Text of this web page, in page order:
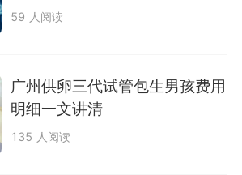
59 人阅读
广州供卵三代试管包生男孩费用
明细一文讲清
135 人阅读